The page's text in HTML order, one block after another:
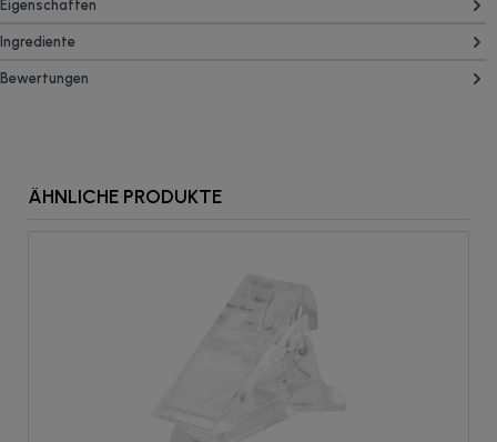
Eigenschaften
Ingrediente
Bewertungen
ÄHNLICHE PRODUKTE